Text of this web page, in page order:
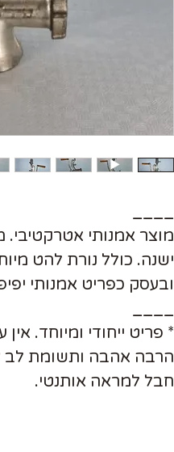
מוצר אמנותי אטרקטיבי.
ישנה. כולל נורת להט
ובעסק כפריט אמנותי
* פריט ייחודי ומיוחד.
הרבה אהבה ותשומת לב
חבל למראה אותנטי.